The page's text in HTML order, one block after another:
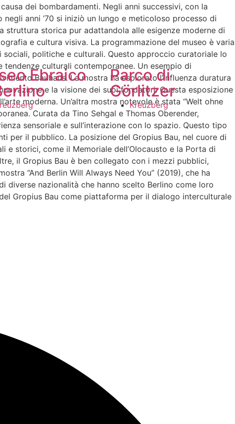
dei bombardamenti. Negli anni successivi, con la
anni ’70 si iniziò un lungo e meticoloso processo di
struttura storica pur adattandola alle esigenze moderne di
e cultura visiva. La programmazione del museo è varia
politiche e culturali. Questo approccio curatoriale lo
culturali contemporanee. Un esempio di
Bauhaus. La mostra ha esplorato l’influenza duratura
e la visione dei suoi fondatori. Questa esposizione
moderna. Un’altra mostra notevole è stata “Welt ohne
Curata da Tino Sehgal e Thomas Oberender,
sensoriale e sull’interazione con lo spazio. Questo tipo
per il pubblico. La posizione del Gropius Bau, nel cuore di
storici, come il Memoriale dell’Olocausto e la Porta di
il Gropius Bau è ben collegato con i mezzi pubblici,
“And Berlin Will Always Need You” (2019), che ha
diverse nazionalità che hanno scelto Berlino come loro
Gropius Bau come piattaforma per il dialogo interculturale
Ebraico
Parco di
Görlitzer
Kreuzberg